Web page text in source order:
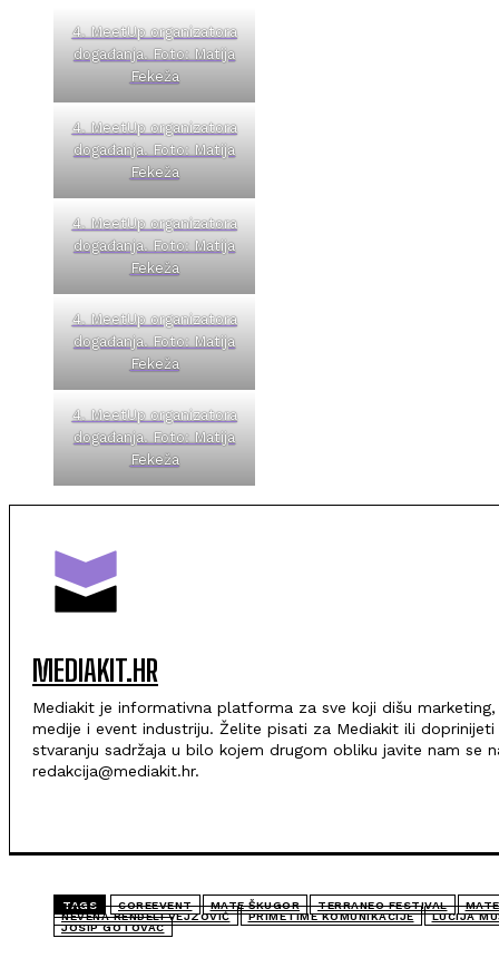
4. MeetUp organizatora
događanja. Foto: Matija
Fekeža
4. MeetUp organizatora
događanja. Foto: Matija
Fekeža
4. MeetUp organizatora
događanja. Foto: Matija
Fekeža
4. MeetUp organizatora
događanja. Foto: Matija
Fekeža
4. MeetUp organizatora
događanja. Foto: Matija
Fekeža
MEDIAKIT.HR
Mediakit je informativna platforma za sve koji dišu marketing,
medije i event industriju. Želite pisati za Mediakit ili doprinijeti
stvaranju sadržaja u bilo kojem drugom obliku javite nam se
redakcija@mediakit.hr.
TAGS COREEVENT MATE ŠKUGOR TERRANEO FESTIVAL
NEVENA RENDELI VEJZOVIĆ
PRIMETIME KOMUNIKACIJE
LUCIJA
JOSIP GOTOVAC